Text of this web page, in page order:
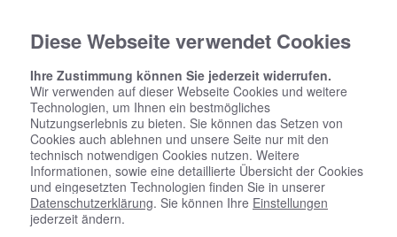
Badsanierung:
Diese Webseite verwendet Cookies
Ihre Zustimmung können Sie jederzeit widerrufen.
Wir verwenden auf dieser Webseite Cookies und weitere
Technologien, um Ihnen ein bestmögliches
Nutzungserlebnis zu bieten. Sie können das Setzen von
Cookies auch ablehnen und unsere Seite nur mit den
technisch notwendigen Cookies nutzen. Weitere
Informationen, sowie eine detaillierte Übersicht der Cookies
und eingesetzten Technologien finden Sie in unserer
Datenschutzerklärung. Sie können Ihre Einstellungen
jederzeit ändern.